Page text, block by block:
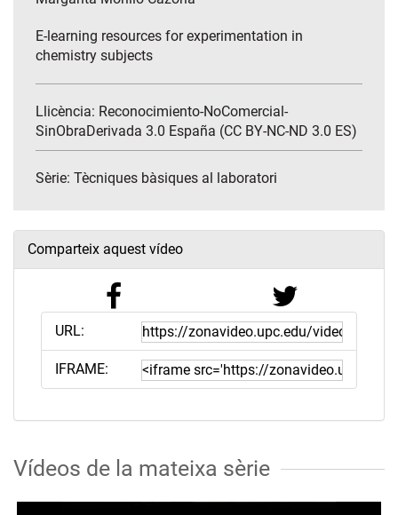
E-learning resources for experimentation in
chemistry subjects
Llicència: Reconocimiento-NoComercial-
SinObraDerivada 3.0 España (CC BY-NC-ND 3.0 ES)
Sèrie: Tècniques bàsiques al laboratori
Comparteix aquest vídeo
URL:
IFRAME:
Vídeos de la mateixa sèrie